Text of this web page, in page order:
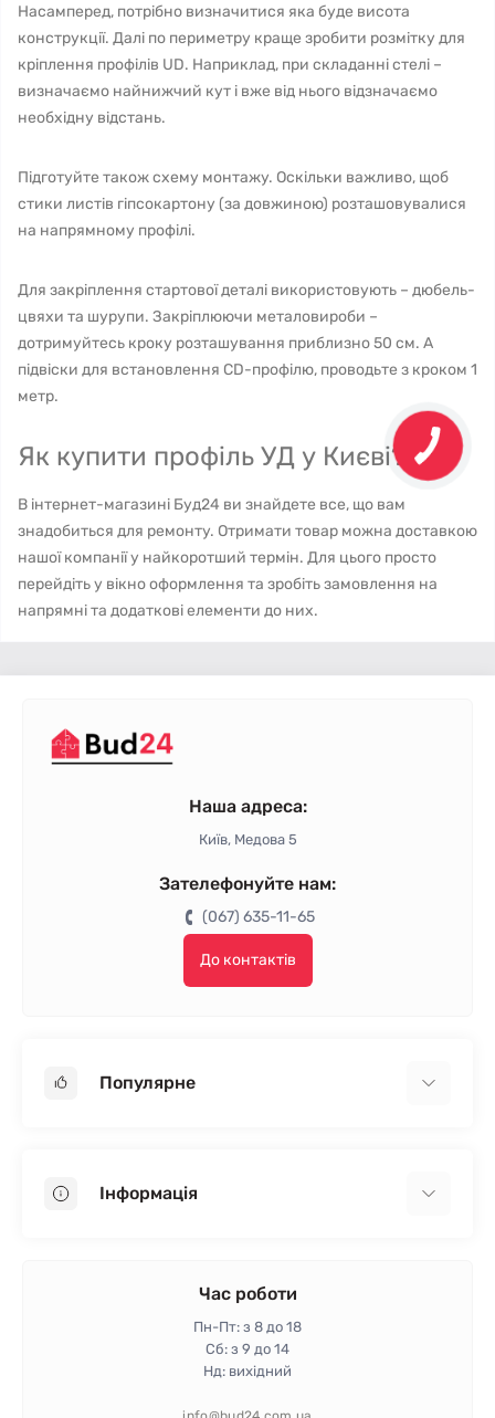
Насамперед, потрібно визначитися яка буде висота
конструкції. Далі по периметру краще зробити розмітку для
кріплення профілів UD. Наприклад, при складанні стелі –
визначаємо найнижчий кут і вже від нього відзначаємо
необхідну відстань.
Підготуйте також схему монтажу. Оскільки важливо, щоб
стики листів гіпсокартону (за довжиною) розташовувалися
на напрямному профілі.
Для закріплення стартової деталі використовують – дюбель-
цвяхи та шурупи. Закріплюючи металовироби –
дотримуйтесь кроку розташування приблизно 50 см. А
підвіски для встановлення CD-профілю, проводьте з кроком 1
метр.
Як купити профіль УД у Києві?
В інтернет-магазині Буд24 ви знайдете все, що вам
знадобиться для ремонту. Отримати товар можна доставкою
нашої компанії у найкоротший термін. Для цього просто
перейдіть у вікно оформлення та зробіть замовлення на
напрямні та додаткові елементи до них.
Наша адреса:
Київ, Медова 5
Зателефонуйте нам:
(067) 635-11-65
До контактів
Популярне
Пінопласт
Інформація
Гарантія та повернення
Політика конфіденційності
Час роботи
Пн-Пт: з 8 до 18
Сб: з 9 до 14
Нд: вихідний